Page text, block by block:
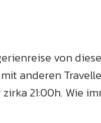
von
anderen
21:00h. Wie